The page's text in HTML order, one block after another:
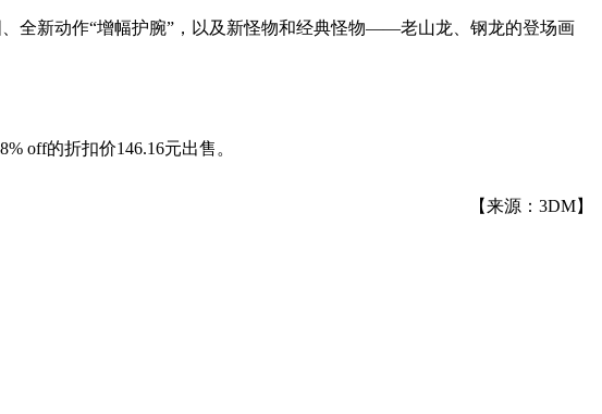
全新动作“增幅护腕”，以及新怪物和经典怪物——老山龙、钢龙的登场画
off的折扣价146.16元出售。
【来源：3DM】